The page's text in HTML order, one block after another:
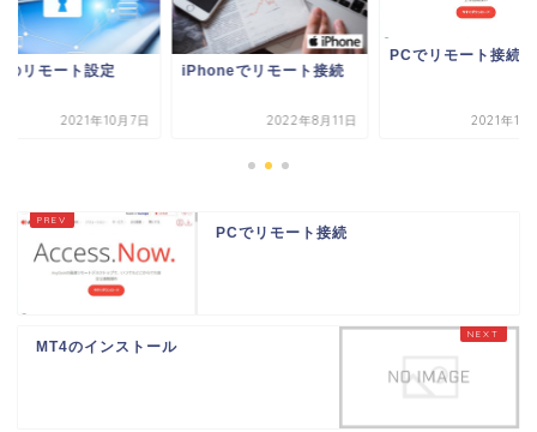
のリモート設定
2021年10月7日
iPhoneでリモート接続
2022年8月11日
PCでリモート接続
2021年10
PCでリモート接続
MT4のインストール